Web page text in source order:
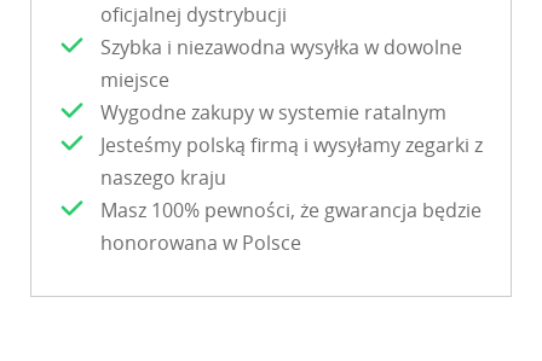
oficjalnej dystrybucji
Szybka i niezawodna wysyłka w dowolne
miejsce
Wygodne zakupy w systemie ratalnym
Jesteśmy polską firmą i wysyłamy zegarki z
naszego kraju
Masz 100% pewności, że gwarancja będzie
honorowana w Polsce